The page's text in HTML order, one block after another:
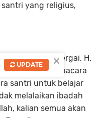
yang religius,
Sergai, H.
inspektur upacara
santri untuk belajar
melalaikan ibadah
kalian semua akan
×
UPDATE